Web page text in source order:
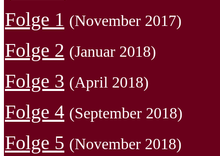
Folge 1 (November 2017)
Folge 2 (Januar 2018)
Folge 3 (April 2018)
Folge 4 (September 2018)
Folge 5 (November 2018)